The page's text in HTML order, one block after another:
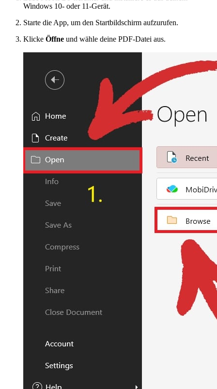
Windows 10- oder 11-Gerät.
Starte die App, um den Startbildschirm aufzurufen.
Klicke Öffne und wähle deine PDF-Datei aus.